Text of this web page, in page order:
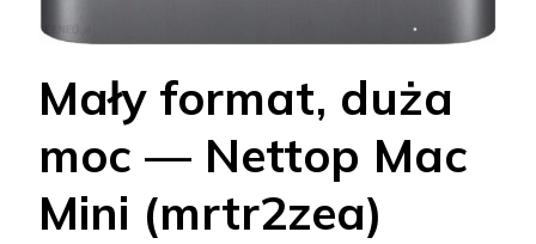
Mały format, duża
moc — Nettop Mac
Mini (mrtr2zea)